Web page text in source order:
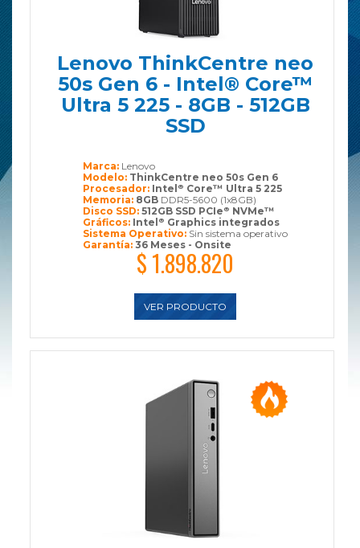
Lenovo ThinkCentre neo
50s Gen 6 - Intel® Core™
Ultra 5 225 - 8GB - 512GB
SSD
$ 1.898.820
VER PRODUCTO
Marca: Lenovo
Modelo: ThinkCentre neo 50s Gen 6
Procesador: Intel ® Core™ Ultra 5 225
Memoria: 8GB DDR5-5600 (1x8GB)
Disco SSD:512GB SSD PCIe ® NVMe™
Gráficos: Intel ® Graphics integrados
Sistema Operativo: Sin sistema operativo
Garantía:36 Meses - Onsite